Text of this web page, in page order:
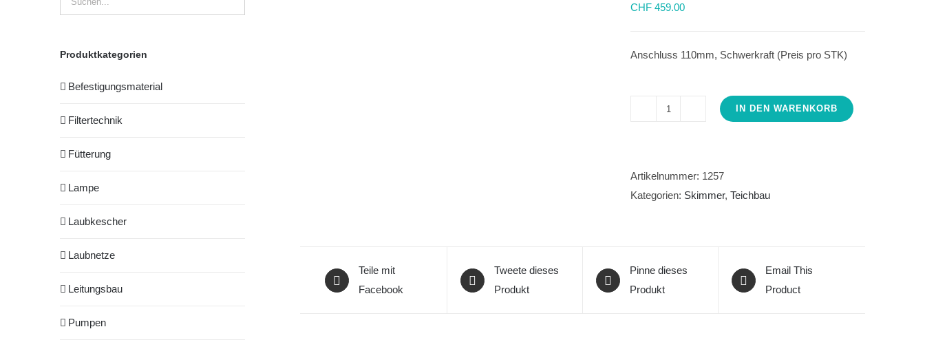
CHF 459.00
Anschluss 110mm, Schwerkraft (Preis pro STK)
grosser
Korb
IN DEN WARENKORB
Artikelnummer: 1257
Kategorien: Skimmer,Teichbau
Teile mit
Facebook
Tweete dieses
Produkt
Pinne dieses
Produkt
Email This
Product
Produktkategorien
Befestigungsmaterial
Filtertechnik
Fütterung
Lampe
Laubkescher
Laubnetze
Leitungsbau
Pumpen